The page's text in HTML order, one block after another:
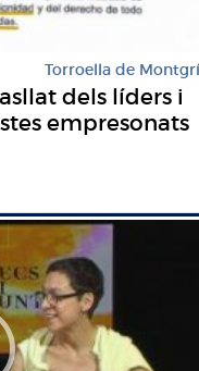
Torroella de Montgrí
dels líders i
empresonats